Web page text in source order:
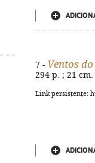
7 - Ventos
294 p. ; 21 cm.
Link persistente: